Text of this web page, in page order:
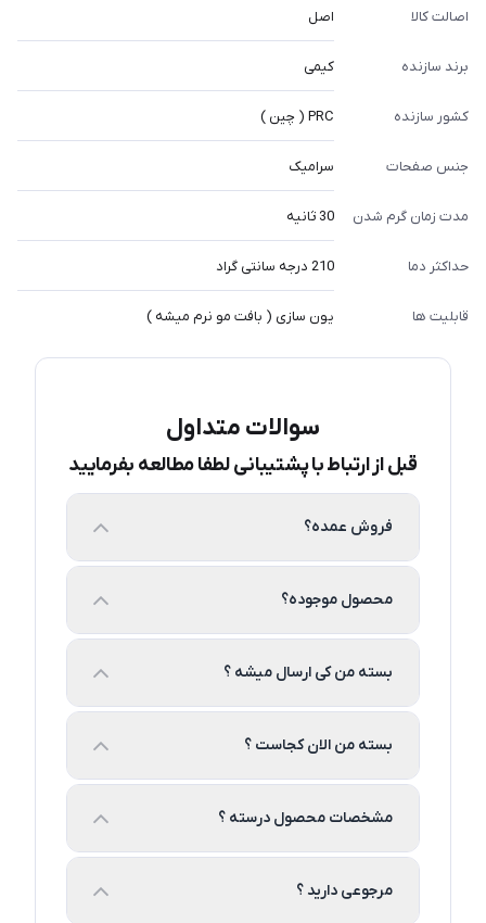
اصالت کالا اصل
برند سازنده کیمی
کشور سازنده PRC ( چین )
جنس صفحات سرامیک
مدت زمان گرم شدن 30 ثانیه
حداکثر دما 210 درجه سانتی گراد
قابلیت ها یون سازی ( بافت مو نرم میشه )
سوالات متداول
قبل از ارتباط با پشتیبانی لطفا مطالعه بفرمایید
فروش عمده؟
محصول موجوده؟
بسته من کی ارسال میشه ؟
بسته من الان کجاست ؟
مشخصات محصول درسته ؟
مرجوعی دارید ؟